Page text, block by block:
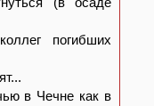
погибших
в Чечне как в